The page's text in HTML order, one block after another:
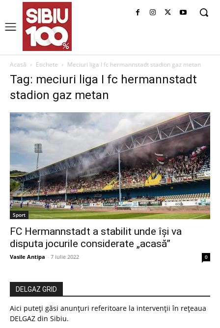
Acasă Etichete Meciuri liga I fc hermannstadt stadion gaz metan
Tag: meciuri liga I fc hermannstadt
stadion gaz metan
Sport
FC Hermannstadt a stabilit unde își va
disputa jocurile considerate „acasă”
Vasile Antipa - 7 iulie 2022 0
DELGAZ GRID
Aici puteți găsi anunțuri referitoare la intervenții în rețeaua
DELGAZ din Sibiu.